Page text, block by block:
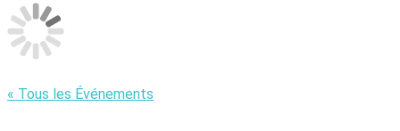
« Tous les Événements